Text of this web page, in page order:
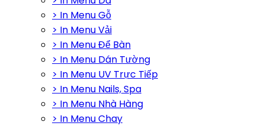
> In Menu Gỗ
> In Menu Vải
> In Menu Để Bàn
> In Menu Dán Tường
> In Menu UV Trực Tiếp
> In Menu Nails, Spa
> In Menu Nhà Hàng
> In Menu Chay